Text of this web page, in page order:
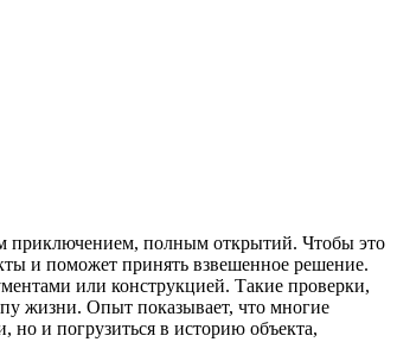
приключением, полным открытий. Чтобы это
и поможет принять взвешенное решение.
или конструкцией. Такие проверки,
жизни. Опыт показывает, что многие
но и погрузиться в историю объекта,